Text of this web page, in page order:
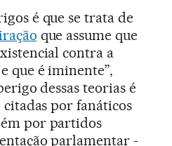
é que se trata de
que assume que
contra a
que é iminente”,
dessas teorias é
citadas por fanáticos
por partidos
parlamentar -